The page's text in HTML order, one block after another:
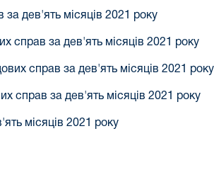
за дев'ять місяців 2021 року
справ за дев'ять місяців 2021 року
справ за дев'ять місяців 2021 року
справ за дев'ять місяців 2021 року
місяців 2021 року